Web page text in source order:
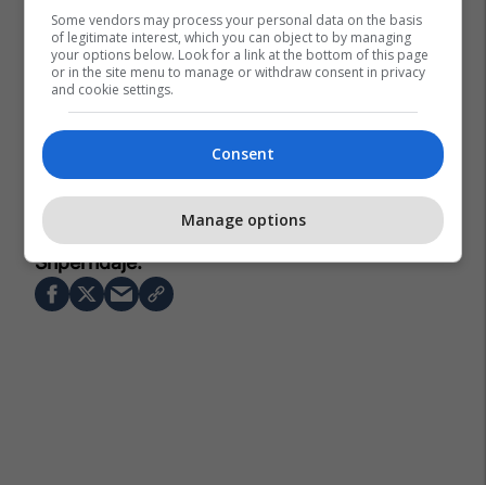
Junik Aak
Some vendors may process your personal data on the basis
of legitimate interest, which you can object to by managing
your options below. Look for a link at the bottom of this page
or in the site menu to manage or withdraw consent in privacy
and cookie settings.
Consent
Manage options